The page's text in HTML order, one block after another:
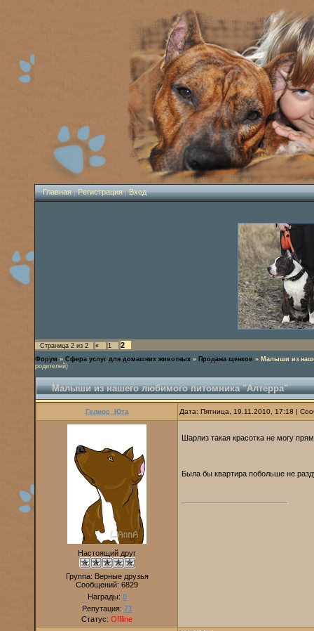
Главная|Регистрация|Вход
Страница 2 из 2 « 1 2
Форум » Сфера услуг для домашних животных » Продажа щенков » Малыши из
родителей)
Малыши из нашего любимого питомника "Алтерра"
Гелиос_Юта Дата: Пятница, 19.11.2010, 17:18 |
Настоящий друг
Группа: Верные друзья
Сообщений: 6829
Награды: 0
Репутация: 71
Статус: Offline
Шарлиз такая красотка не могу
Была бы квартира побольше не